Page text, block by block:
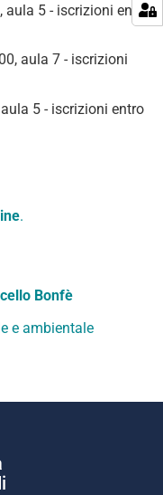
aula 5 - iscrizioni entro
aula 7 - iscrizioni
5 - iscrizioni entro
.
Bonfè
e ambientale